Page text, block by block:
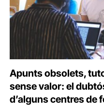
Apunts obsolets,
sense valor: el
d’alguns centres de